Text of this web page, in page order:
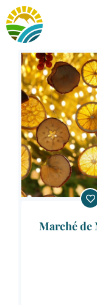
Passer
au
contenu
Marché de